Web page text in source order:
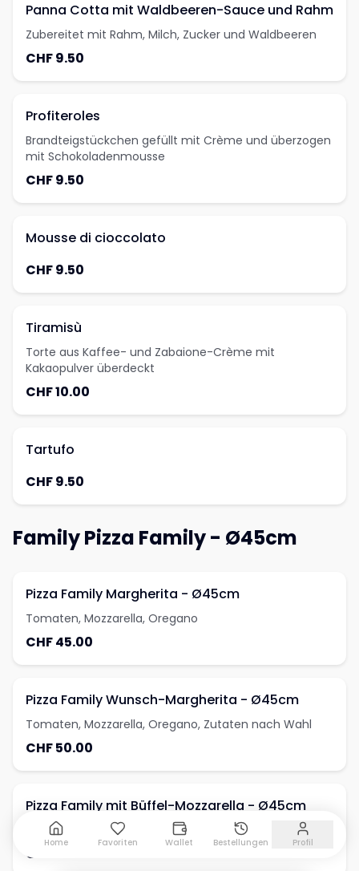
Panna Cotta mit Waldbeeren-Sauce und Rahm
Zubereitet mit Rahm, Milch, Zucker und Waldbeeren
CHF 9.50
Profiteroles
Brandteigstückchen gefüllt mit Crème und überzogen
mit Schokoladenmousse
CHF 9.50
Mousse di cioccolato
CHF 9.50
Tiramisù
Torte aus Kaffee- und Zabaione-Crème mit
Kakaopulver überdeckt
CHF 10.00
Tartufo
CHF 9.50
Family Pizza Family - Ø45cm
Pizza Family Margherita - Ø45cm
Tomaten, Mozzarella, Oregano
CHF 45.00
Pizza Family Wunsch-Margherita - Ø45cm
Tomaten, Mozzarella, Oregano, Zutaten nach Wahl
CHF 50.00
Pizza Family mit Büffel-Mozzarella - Ø45cm
Tomaten, Mozzarella, Büffelmozzarella, Oregano
CHF 60.00
Home Favoriten Wallet Bestellungen Profil